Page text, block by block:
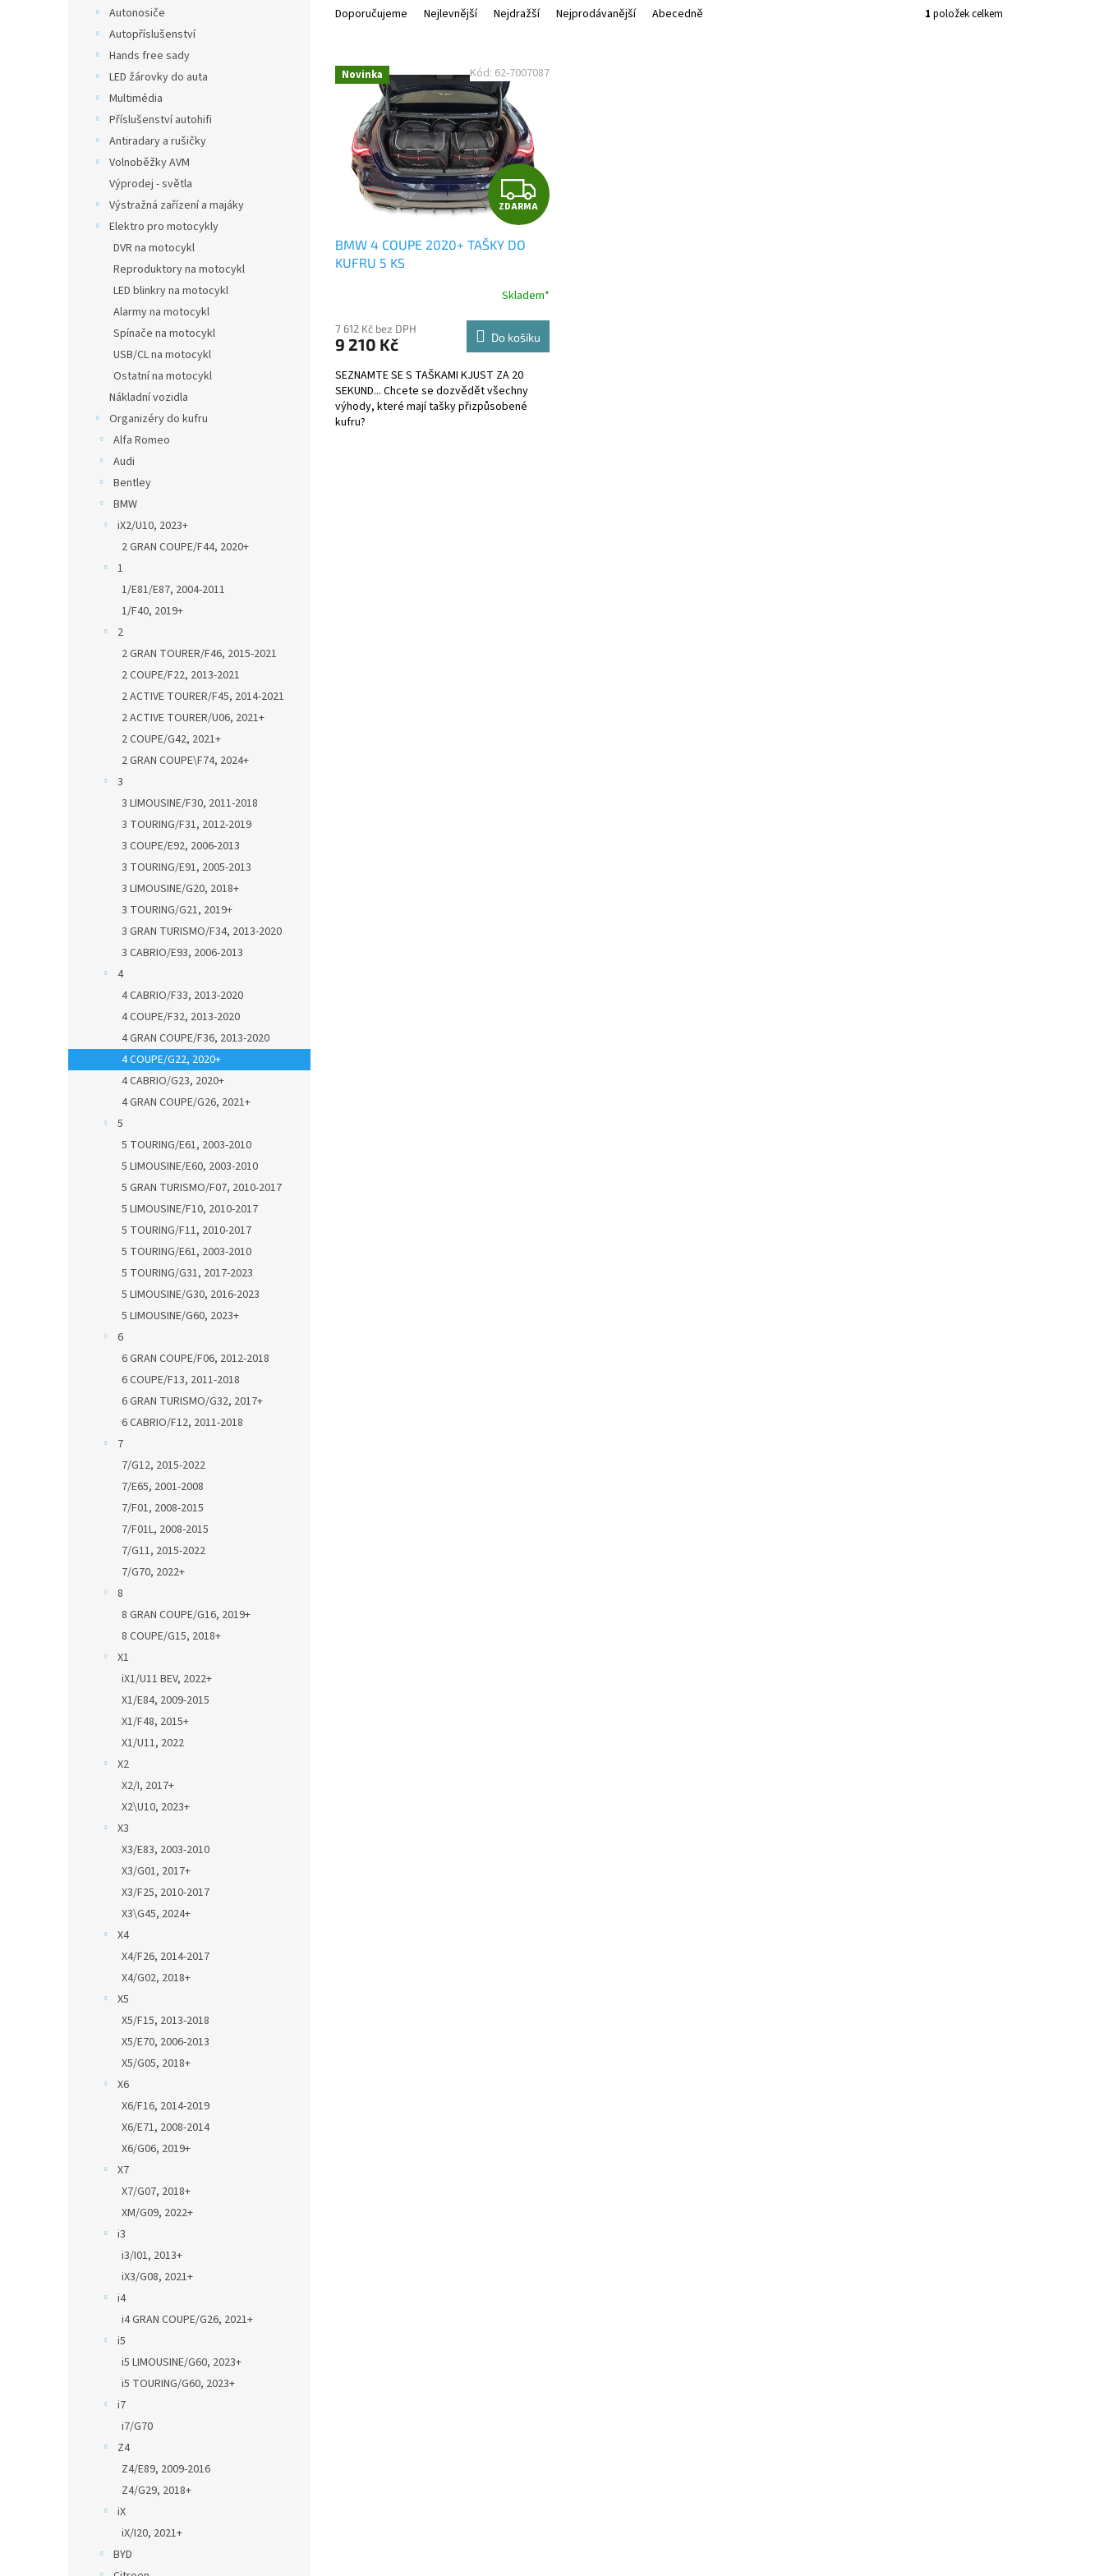
Autonosiče
Autopříslušenství
Hands free sady
LED žárovky do auta
Multimédia
Příslušenství autohifi
Antiradary a rušičky
Volnoběžky AVM
Výprodej - světla
Výstražná zařízení a majáky
Elektro pro motocykly
DVR na motocykl
Reproduktory na motocykl
LED blinkry na motocykl
Alarmy na motocykl
Spínače na motocykl
USB/CL na motocykl
Ostatní na motocykl
Nákladní vozidla
Organizéry do kufru
Alfa Romeo
Audi
Bentley
BMW
iX2/U10, 2023+
2 GRAN COUPE/F44, 2020+
1
1/E81/E87, 2004-2011
1/F40, 2019+
2
2 GRAN TOURER/F46, 2015-2021
2 COUPE/F22, 2013-2021
2 ACTIVE TOURER/F45, 2014-2021
2 ACTIVE TOURER/U06, 2021+
2 COUPE/G42, 2021+
2 GRAN COUPE\F74, 2024+
3
3 LIMOUSINE/F30, 2011-2018
3 TOURING/F31, 2012-2019
3 COUPE/E92, 2006-2013
3 TOURING/E91, 2005-2013
3 LIMOUSINE/G20, 2018+
3 TOURING/G21, 2019+
3 GRAN TURISMO/F34, 2013-2020
3 CABRIO/E93, 2006-2013
4
4 CABRIO/F33, 2013-2020
4 COUPE/F32, 2013-2020
4 GRAN COUPE/F36, 2013-2020
4 COUPE/G22, 2020+
4 CABRIO/G23, 2020+
4 GRAN COUPE/G26, 2021+
5
5 TOURING/E61, 2003-2010
5 LIMOUSINE/E60, 2003-2010
5 GRAN TURISMO/F07, 2010-2017
5 LIMOUSINE/F10, 2010-2017
5 TOURING/F11, 2010-2017
5 TOURING/E61, 2003-2010
5 TOURING/G31, 2017-2023
5 LIMOUSINE/G30, 2016-2023
5 LIMOUSINE/G60, 2023+
6
6 GRAN COUPE/F06, 2012-2018
6 COUPE/F13, 2011-2018
6 GRAN TURISMO/G32, 2017+
6 CABRIO/F12, 2011-2018
7
7/G12, 2015-2022
7/E65, 2001-2008
7/F01, 2008-2015
7/F01L, 2008-2015
7/G11, 2015-2022
7/G70, 2022+
8
8 GRAN COUPE/G16, 2019+
8 COUPE/G15, 2018+
X1
iX1/U11 BEV, 2022+
X1/E84, 2009-2015
X1/F48, 2015+
X1/U11, 2022
X2
X2/I, 2017+
X2\U10, 2023+
X3
X3/E83, 2003-2010
X3/G01, 2017+
X3/F25, 2010-2017
X3\G45, 2024+
X4
X4/F26, 2014-2017
X4/G02, 2018+
X5
X5/F15, 2013-2018
X5/E70, 2006-2013
X5/G05, 2018+
X6
X6/F16, 2014-2019
X6/E71, 2008-2014
X6/G06, 2019+
X7
X7/G07, 2018+
XM/G09, 2022+
i3
i3/I01, 2013+
iX3/G08, 2021+
i4
i4 GRAN COUPE/G26, 2021+
i5
i5 LIMOUSINE/G60, 2023+
i5 TOURING/G60, 2023+
i7
i7/G70
Z4
Z4/E89, 2009-2016
Z4/G29, 2018+
iX
iX/I20, 2021+
BYD
n
Doporučujeme Nejlevnější Nejdražší Nejprodávanější Abecedně 1 položek celkem
V Novinka
Z
D
R
M
A
ZDARMA
BMW 4 COUPE 2020+ TAŠKY DO
KUFRU 5 KS
Skladem*
7 612 Kč bez DPH
9 210 Kč Do košíku
SEZNAMTE SE S TAŠKAMI KJUST ZA 20
SEKUND... Chcete se dozvědět všechny
výhody, které mají tašky přizpůsobené
kufru?
Kód: 62-7007087